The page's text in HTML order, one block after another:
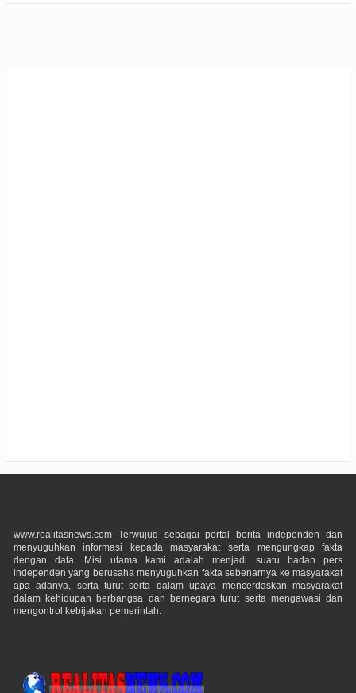
www.realitasnews.com Terwujud sebagai portal berita independen dan
menyuguhkan informasi kepada masyarakat serta mengungkap fakta
dengan data. Misi utama kami adalah menjadi suatu badan pers
independen yang berusaha menyuguhkan fakta sebenarnya ke masyarakat
apa adanya, serta turut serta dalam upaya mencerdaskan masyarakat
dalam kehidupan berbangsa dan bernegara turut serta mengawasi dan
mengontrol kebijakan pemerintah.